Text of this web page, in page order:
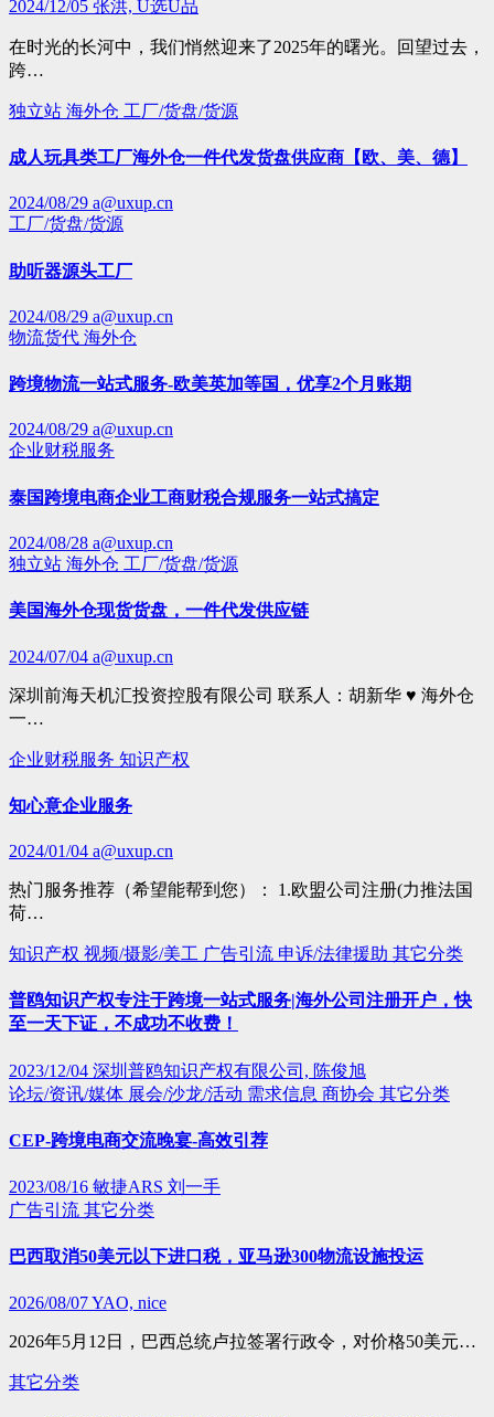
2024/12/05 张洪, U选U品
在时光的长河中，我们悄然迎来了2025年的曙光。回望过去，
跨…
独立站 海外仓 工厂/货盘/货源
成人玩具类工厂海外仓一件代发货盘供应商【欧、美、德】
2024/08/29 a@uxup.cn
工厂/货盘/货源
助听器源头工厂
2024/08/29 a@uxup.cn
物流货代 海外仓
跨境物流一站式服务-欧美英加等国，优享2个月账期
2024/08/29 a@uxup.cn
企业财税服务
泰国跨境电商企业工商财税合规服务一站式搞定
2024/08/28 a@uxup.cn
独立站 海外仓 工厂/货盘/货源
美国海外仓现货货盘，一件代发供应链
2024/07/04 a@uxup.cn
深圳前海天机汇投资控股有限公司 联系人：胡新华 ♥ 海外仓
一…
企业财税服务 知识产权
知心意企业服务
2024/01/04 a@uxup.cn
热门服务推荐（希望能帮到您）： 1.欧盟公司注册(力推法国
荷…
知识产权 视频/摄影/美工 广告引流 申诉/法律援助 其它分类
普鸥知识产权专注于跨境一站式服务|海外公司注册开户，快
至一天下证，不成功不收费！
2023/12/04 深圳普鸥知识产权有限公司, 陈俊旭
论坛/资讯/媒体 展会/沙龙/活动 需求信息 商协会 其它分类
CEP-跨境电商交流晚宴-高效引荐
2023/08/16 敏捷ARS 刘一手
广告引流 其它分类
巴西取消50美元以下进口税，亚马逊300物流设施投运
2026/08/07YAO, nice
2026年5月12日，巴西总统卢拉签署行政令，对价格50美元…
其它分类